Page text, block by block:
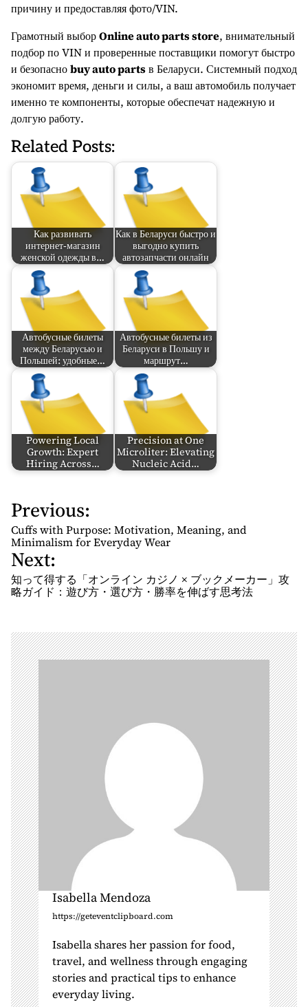
причину и предоставляя фото/VIN.
Грамотный выборOnline auto parts store, внимательный
подбор по VIN и проверенные поставщики помогут быстро
и безопасноbuy auto partsв Беларуси. Системный подход
экономит время, деньги и силы, а ваш автомобиль получает
именно те компоненты, которые обеспечат надежную и
долгую работу.
Related Posts:
Как развивать
интернет‑магазин
женской одежды в…
Как в Беларуси быстро и
выгодно купить
автозапчасти онлайн
Автобусные билеты
между Беларусью и
Польшей: удобные…
Автобусные билеты из
Беларуси в Польшу и
маршрут…
Powering Local
Growth: Expert
Hiring Across…
Precision at One
Microliter: Elevating
Nucleic Acid…
P
o
s
t
n
a
i
g
a
t
i
o
n
Previous:
Cuffs with Purpose: Motivation, Meaning, and
Minimalism for Everyday Wear
Next:
知って得する「オンライン カジノ × ブックメーカー」攻
略ガイド：遊び方・選び方・勝率を伸ばす思考法
Isabella Mendoza
https://geteventclipboard.com
Isabella shares her passion for food,
travel, and wellness through engaging
stories and practical tips to enhance
everyday living.